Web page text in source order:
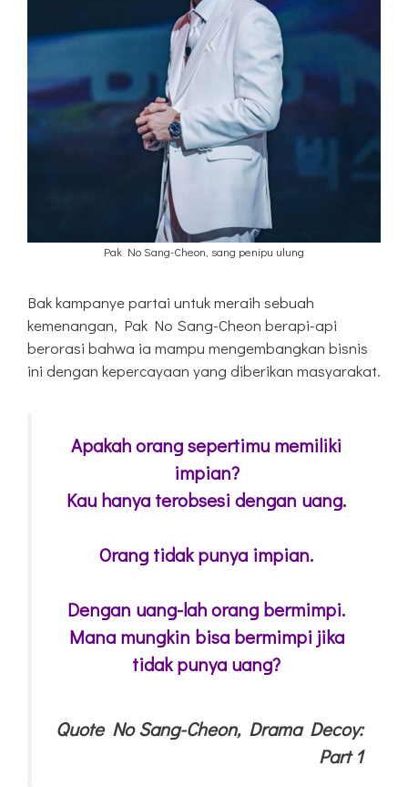
Pak No Sang-Cheon, sang penipu ulung
Bak kampanye partai untuk meraih sebuah
kemenangan, Pak No Sang-Cheon berapi-api
berorasi bahwa ia mampu mengembangkan bisnis
ini dengan kepercayaan yang diberikan masyarakat.
Apakah orang sepertimu memiliki
impian?
Kau hanya terobsesi dengan uang.
Orang tidak punya impian.
Dengan uang-lah orang bermimpi.
Mana mungkin bisa bermimpi jika
tidak punya uang?
Quote No Sang-Cheon, Drama Decoy:
Part 1